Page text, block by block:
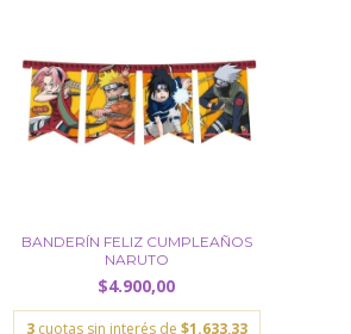
BANDERÍN FELIZ CUMPLEAÑOS
NARUTO
$4.900,00
3 cuotas sin interés de $1.633,33